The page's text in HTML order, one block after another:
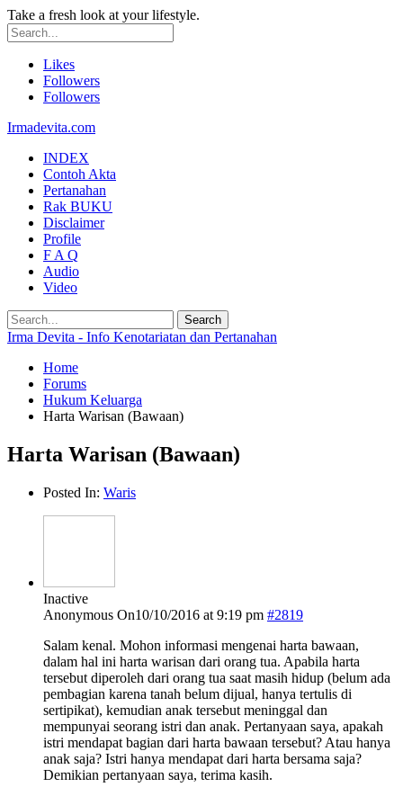
Take a fresh look at your lifestyle.
Likes
Followers
Followers
Irmadevita.com
INDEX
Contoh Akta
Pertanahan
Rak BUKU
Disclaimer
Profile
F A Q
Audio
Video
Irma Devita - Info Kenotariatan dan Pertanahan
Home
Forums
Hukum Keluarga
Harta Warisan (Bawaan)
Harta Warisan (Bawaan)
Posted In: Waris
Inactive
Anonymous On10/10/2016 at 9:19 pm #2819
Salam kenal. Mohon informasi mengenai harta bawaan,
dalam hal ini harta warisan dari orang tua. Apabila harta
tersebut diperoleh dari orang tua saat masih hidup (belum ada
pembagian karena tanah belum dijual, hanya tertulis di
sertipikat), kemudian anak tersebut meninggal dan
mempunyai seorang istri dan anak. Pertanyaan saya, apakah
istri mendapat bagian dari harta bawaan tersebut? Atau hanya
anak saja? Istri hanya mendapat dari harta bersama saja?
Demikian pertanyaan saya, terima kasih.